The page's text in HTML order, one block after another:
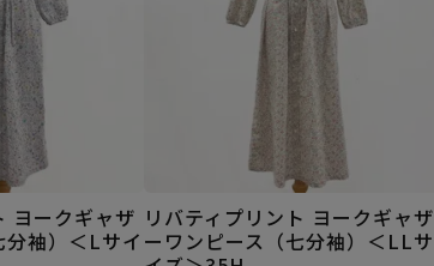
ヨークギャザ
袖）＜Lサイ
リバティプリント ヨークギャザ
ーワンピース（七分袖）＜LLサ